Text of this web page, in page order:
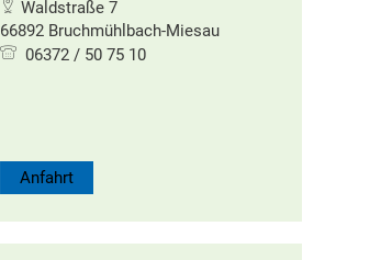
Waldstraße 7
66892 Bruchmühlbach-Miesau
06372 / 50 75 10
Anfahrt